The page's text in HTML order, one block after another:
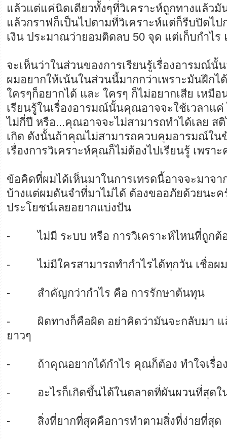
แล้วแต่แค่นิดเดียวทั้งๆที่วิเคราะห์ถูกทางแล้วมั
แล้วกราฟก็เป็นไปตามที่วิเคราะห์แต่ก็รีบปิดไป
เงิน ประมาณว่ายอมติดลบ 50 จุด แต่เก็บกำไร
จะเห็นว่าในส่วนของการเรียนรู้เรื่องอารมณ์นั้
ผมอยากให้เน้นในส่วนนี้มากกว่าเพราะมันฝึกไ
ใครๆก็อยากได้ และ ใครๆ ก็ไม่อยากเสีย เหมื
เรียนรู้ในเรื่องอารมณ์นั้นคุณอาจจะใช้เวลาแค่
ไม่กี่ปี หรือ...คุณอาจจะไม่สามารถทำได้เลย ส
เกิด ดังนั้นถ้าคุณไม่สามารถควบคุมอารมณ์ใน
เรื่องการวิเคราะห์คุณก็ไม่ต้องไปเรียนรู้ เพรา
ข้อคิดที่ผมได้เห็นมาในการเทรดนี้อาจจะมาจ
บ้างแต่ผมดันจำที่มาไม่ได้ ต้องขออภัยด้วยนะ
ประโยชน์เลยอยากแบ่งปัน
- ไม่มี ระบบ หรือ การวิเคราะห์ไหนที่ถูกต้อ
- ไม่มีใครสามารถทำกำไรได้ทุกวัน เชื่อผม
- สำคัญกว่ากำไร คือ การรักษาต้นทุน
- ผิดทางก็คือผิด อย่าคิดว่ามันจะกลับมา แ
ยาวๆ
- ถ้าคุณอยากได้กำไร คุณก็ต้อง ทำใจเรื่อ
- อะไรก็เกิดขึ้นได้ในตลาดที่ผันผวนที่สุดใ
- สิ่งที่ยากที่สุดคือการทำตามสิ่งที่ง่ายที่สุด